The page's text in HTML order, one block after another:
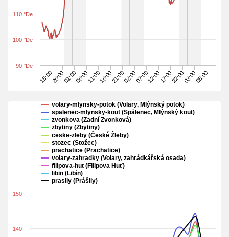
20:00 16:00 12:00 08:00
15:00 01:0006:0011:00 21:0002:0007:00 17:0022:0003:00
90 °De
100 °De
110 °De
volary-mlynsky-potok (Volary, Mlýnský potok)
spalenec-mlynsky-kout (Spálenec, Mlýnský kout)
zvonkova (Zadní Zvonková)
zbytiny (Zbytiny)
ceske-zleby (České Žleby)
stozec (Stožec)
prachatice (Prachatice)
volary-zahradky (Volary, zahrádkářská osada)
filipova-hut (Filipova Huť)
libin (Libín)
prasily (Prášily)
140
150